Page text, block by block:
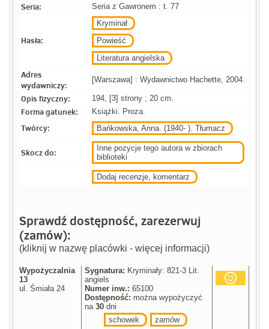
Seria: Seria z Gawronem : t. 77
Hasła:
Kryminał
Powieść
Literatura angielska
Adres
wydawniczy:
[Warszawa] : Wydawnictwo Hachette, 2004.
Opis fizyczny: 194, [3] strony ; 20 cm.
Forma gatunek: Książki. Proza.
Twórcy: Bańkowska, Anna. (1940- ). Tłumacz
Skocz do:
Inne pozycje tego autora w zbiorach
biblioteki
Dodaj recenzje, komentarz
Sprawdź dostępność, zarezerwuj
(zamów):
(kliknij w nazwę placówki - więcej informacji)
Wypożyczalnia
13
ul. Śmiała 24
Sygnatura: Kryminały: 821-3 Lit.
angiels
Numer inw.: 65100
Dostępność: można wypożyczyć
na30 dni
schowek
zamów